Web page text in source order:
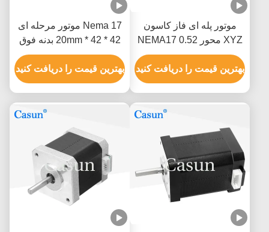
موتور پله ای فاز کاسون
XYZ محور NEMA17 0.52
نیوتن متر
بهترین قیمت را دریافت کنید
Nema 17 موتور مرحله ای
42 * 42 * 20mm بدنه فوق
نازک 1.0A 130mN.m برای
تجهیزات پزشکی
بهترین قیمت را دریافت کنید